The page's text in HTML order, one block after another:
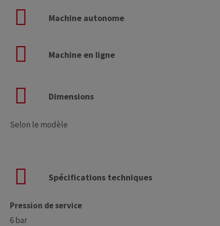
Machine autonome
Machine en ligne
Dimensions
Selon le modèle
Spécifications techniques
Pression de service
6 bar